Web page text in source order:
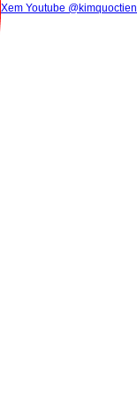
Xem Tik Tok
Gọi điện (8h00 - 21h30)
Xem Youtube @kimquoctien